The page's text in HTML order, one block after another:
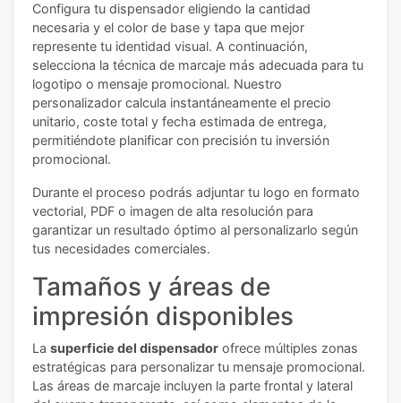
Configura tu dispensador eligiendo la cantidad
necesaria y el color de base y tapa que mejor
represente tu identidad visual. A continuación,
selecciona la técnica de marcaje más adecuada para tu
logotipo o mensaje promocional. Nuestro
personalizador calcula instantáneamente el precio
unitario, coste total y fecha estimada de entrega,
permitiéndote planificar con precisión tu inversión
promocional.
Durante el proceso podrás adjuntar tu logo en formato
vectorial, PDF o imagen de alta resolución para
garantizar un resultado óptimo al personalizarlo según
tus necesidades comerciales.
Tamaños y áreas de
impresión disponibles
La superficie del dispensador ofrece múltiples zonas
estratégicas para personalizar tu mensaje promocional.
Las áreas de marcaje incluyen la parte frontal y lateral